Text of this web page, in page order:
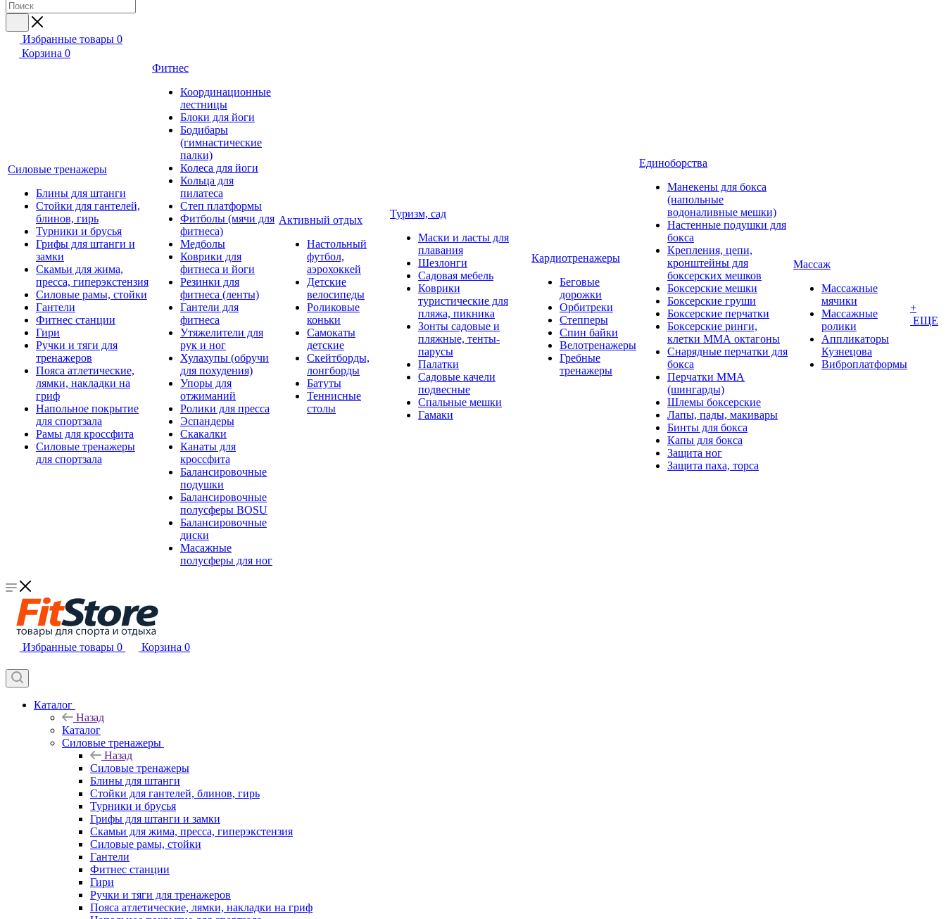
Избранные товары 0
Корзина 0
Силовые тренажеры
Блины для штанги
Стойки для гантелей,
блинов, гирь
Турники и брусья
Грифы для штанги и
замки
Скамьи для жима,
пресса, гиперэкстензия
Силовые рамы, стойки
Гантели
Фитнес станции
Гири
Ручки и тяги для
тренажеров
Пояса атлетические,
лямки, накладки на
гриф
Напольное покрытие
для спортзала
Рамы для кроссфита
Силовые тренажеры
для спортзала
Фитнес
Координационные
лестницы
Блоки для йоги
Бодибары
(гимнастические
палки)
Колеса для йоги
Кольца для
пилатеса
Степ платформы
Фитболы (мячи для
фитнеса)
Медболы
Коврики для
фитнеса и йоги
Резинки для
фитнеса (ленты)
Гантели для
фитнеса
Утяжелители для
рук и ног
Хулахупы (обручи
для похудения)
Упоры для
отжиманий
Ролики для пресса
Эспандеры
Скакалки
Канаты для
кроссфита
Балансировочные
подушки
Балансировочные
полусферы BOSU
Балансировочные
диски
Масажные
полусферы для ног
Активный отдых
Настольный
футбол,
аэрохоккей
Детские
велосипеды
Роликовые
коньки
Самокаты
детские
Скейтборды,
лонгборды
Батуты
Теннисные
столы
Туризм, сад
Маски и ласты для
плавания
Шезлонги
Садовая мебель
Коврики
туристические для
пляжа, пикника
Зонты садовые и
пляжные, тенты-
парусы
Палатки
Садовые качели
подвесные
Спальные мешки
Гамаки
Кардиотренажеры
Беговые
дорожки
Орбитреки
Степперы
Спин байки
Велотренажеры
Гребные
тренажеры
Единоборства
Манекены для бокса
(напольные
водоналивные мешки)
Настенные подушки для
бокса
Крепления, цепи,
кронштейны для
боксерских мешков
Боксерские мешки
Боксерские груши
Боксерские перчатки
Боксерские ринги,
клетки ММА октагоны
Снарядные перчатки для
бокса
Перчатки MMA
(шингарды)
Шлемы боксерские
Лапы, пады, макивары
Бинты для бокса
Капы для бокса
Защита ног
Защита паха, торса
Массаж
Массажные
мячики
Массажные
ролики
Аппликаторы
Кузнецова
Виброплатформы
+
ЕЩЕ
Избранные товары 0 Корзина 0
Каталог
Назад
Каталог
Силовые тренажеры
Назад
Силовые тренажеры
Блины для штанги
Стойки для гантелей, блинов, гирь
Турники и брусья
Грифы для штанги и замки
Скамьи для жима, пресса, гиперэкстензия
Силовые рамы, стойки
Гантели
Фитнес станции
Гири
Ручки и тяги для тренажеров
Пояса атлетические, лямки, накладки на гриф